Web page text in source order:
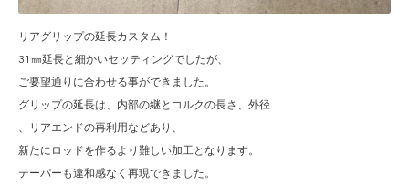
リアグリップの延長カスタム！
31㎜延長と細かいセッティングでしたが、
ご要望通りに合わせる事ができました。
グリップの延長は、内部の継とコルクの長さ、外径
、リアエンドの再利用などあり、
新たにロッドを作るより難しい加工となります。
テーパーも違和感なく再現できました。